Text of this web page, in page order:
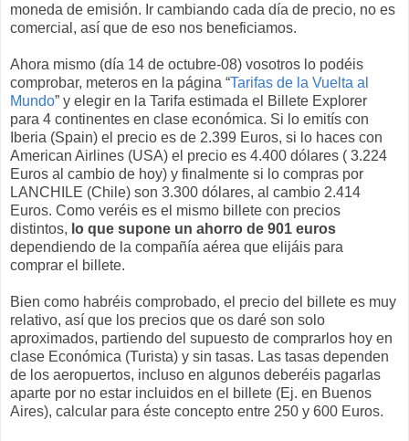
moneda de emisión. Ir cambiando cada día de precio, no es
comercial, así que de eso nos beneficiamos.
Ahora mismo (día 14 de octubre-08) vosotros lo podéis
comprobar, meteros en la página “Tarifas de la Vuelta al
Mundo” y elegir en la Tarifa estimada el Billete Explorer
para 4 continentes en clase económica. Si lo emitís con
Iberia (Spain) el precio es de 2.399 Euros, si lo haces con
American Airlines (USA) el precio es 4.400 dólares ( 3.224
Euros al cambio de hoy) y finalmente si lo compras por
LANCHILE (Chile) son 3.300 dólares, al cambio 2.414
Euros. Como veréis es el mismo billete con precios
distintos, lo que supone un ahorro de 901 euros
dependiendo de la compañía aérea que elijáis para
comprar el billete.
Bien como habréis comprobado, el precio del billete es muy
relativo, así que los precios que os daré son solo
aproximados, partiendo del supuesto de comprarlos hoy en
clase Económica (Turista) y sin tasas. Las tasas dependen
de los aeropuertos, incluso en algunos deberéis pagarlas
aparte por no estar incluidos en el billete (Ej. en Buenos
Aires), calcular para éste concepto entre 250 y 600 Euros.